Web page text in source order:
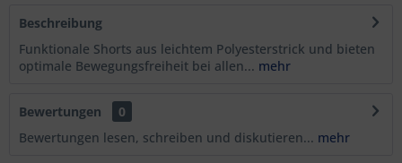
Beschreibung
Funktionale Shorts aus leichtem Polyesterstrick und bieten
optimale Bewegungsfreiheit bei allen... mehr
Bewertungen
0
Bewertungen lesen, schreiben und diskutieren... mehr